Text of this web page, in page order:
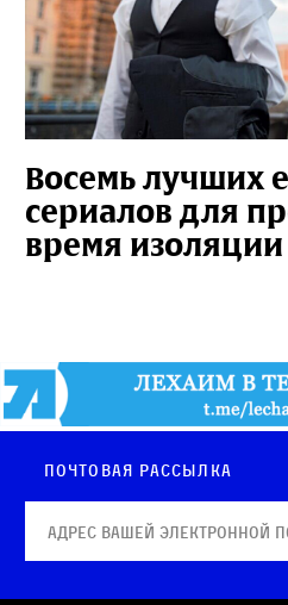
Восемь лучших
сериалов для
время изоляции
Почтовая рассылка